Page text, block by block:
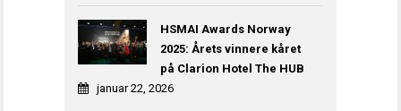
HSMAI Awards Norway
2025: Årets vinnere kåret
på Clarion Hotel The HUB
januar 22, 2026